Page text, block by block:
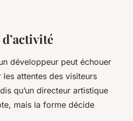
développeur peut échouer
les attentes des visiteurs
qu’un directeur artistique
mais la forme décide